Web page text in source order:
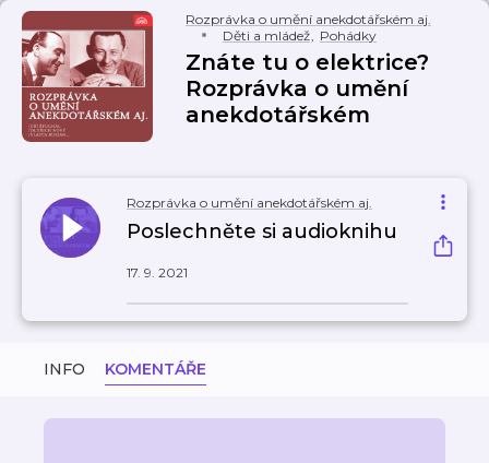
Rozprávka o umění anekdotářském aj.
Děti a mládež, Pohádky
Znáte tu o elektrice?
Rozprávka o umění
anekdotářském
Rozprávka o umění anekdotářském aj.
Poslechněte si audioknihu
17. 9. 2021
INFO KOMENTÁŘE